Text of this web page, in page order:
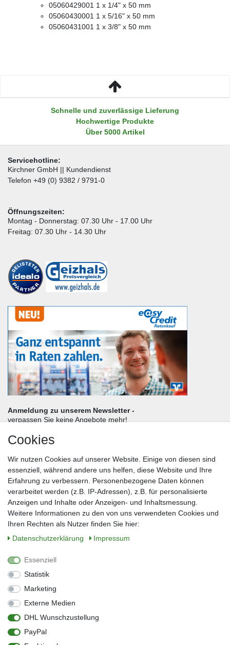
05060429001 1 x 1/4" x 50 mm
05060430001 1 x 5/16" x 50 mm
05060431001 1 x 3/8" x 50 mm
Schnelle und zuverlässige Lieferung
Hochwertige Produkte
Über 5000 Artikel
Servicehotline:
Kirchner GmbH || Kundendienst
Telefon +49 (0) 9382 / 9791-0
Öffnungszeiten:
Montag - Donnerstag: 07.30 Uhr - 17.00 Uhr
Freitag: 07.30 Uhr - 14.30 Uhr
Anmeldung zu unserem Newsletter -
verpassen Sie keine Angebote mehr!
Nachname*
E-Mail*
Sie können den Newsletter jederzeit kostenlos abbestellen.
** gilt für Lieferungen innerhalb Deutschlands, Lieferzeiten für andere Länder
entnehmen Sie bitte der Schaltfläche mit den Versandinformationen
Widerrufs­recht
Kontakt
Barrierefreiheitserklärung
Zahlung & Versand
Cookies
Wir nutzen Cookies auf unserer Website. Einige von diesen sind
essenziell, während andere uns helfen, diese Website und Ihre
Erfahrung zu verbessern. Personenbezogene Daten können
verarbeitet werden (z.B. IP-Adressen), z.B. für personalisierte
Anzeigen und Inhalte oder Anzeigen- und Inhaltsmessung.
Weitere Informationen zu den von uns verwendeten Cookies und
Ihren Rechten als Nutzer finden Sie hier:
Daten­schutz­erklärung
Impressum
Essenziell
Statistik
Marketing
Externe Medien
DHL Wunschzustellung
PayPal